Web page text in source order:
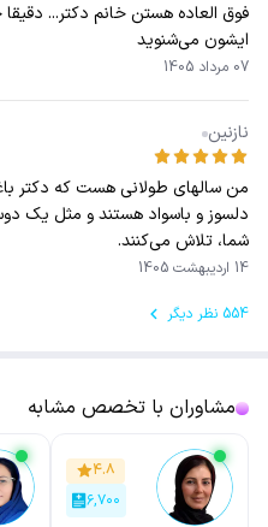
فوق العاده هستن خانم دکتر...
ایشون می‌شنوید
07 مرداد 1405
نازنین
من سالهای طولانی هست که دکتر
دلسوز و باسواد هستند و مثل یک
شما، تلاش می‌کنند.
14 اردیبهشت 1405
554 نظر دیگر
مشاوران با تخصص مشابه
۴.۸
۶,۷۰۰